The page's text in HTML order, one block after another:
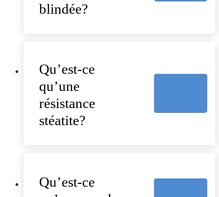
blindée?
Qu’est-ce
qu’une
résistance
stéatite?
Qu’est-ce